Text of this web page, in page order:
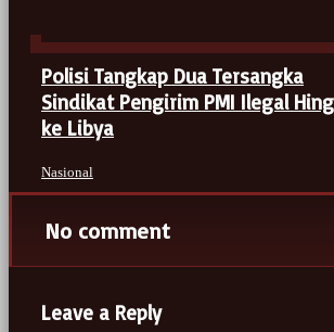
Polisi Tangkap Dua Tersangka
Sindikat Pengirim PMI Ilegal
ke Libya
Nasional
No comment
Leave a Reply